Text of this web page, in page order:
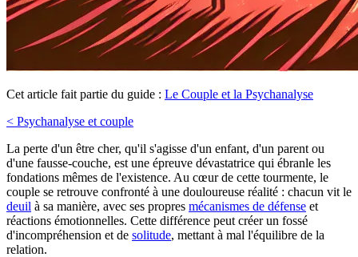
Cet article fait partie du guide : Le Couple et la Psychanalyse
< Psychanalyse et couple
La perte d'un être cher, qu'il s'agisse d'un enfant, d'un parent ou
d'une fausse-couche, est une épreuve dévastatrice qui ébranle les
fondations mêmes de l'existence. Au cœur de cette tourmente, le
couple se retrouve confronté à une douloureuse réalité : chacun vit le
deuil à sa manière, avec ses propres mécanismes de défense et
réactions émotionnelles. Cette différence peut créer un fossé
d'incompréhension et de solitude, mettant à mal l'équilibre de la
relation.